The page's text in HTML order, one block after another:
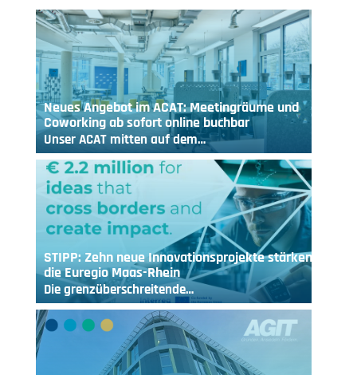
Neues Angebot im ACAT: Meetingräume und
Coworking ab sofort online buchbar
Unser ACAT mitten auf dem…
STIPP: Zehn neue Innovationsprojekte stärken
die Euregio Maas-Rhein
Die grenzüberschreitende…